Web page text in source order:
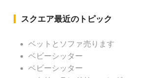
スクエア最近のトピック
ベットとソファ売ります
ベビーシッター
ベビーシッター